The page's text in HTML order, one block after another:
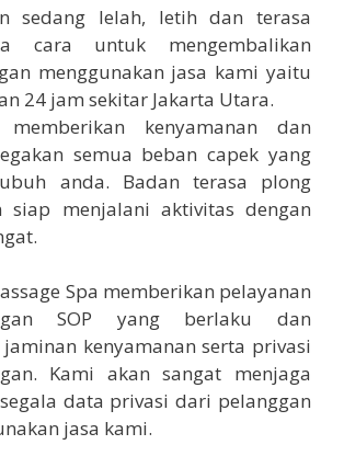
sedang lelah, letih dan terasa
cara untuk mengembalikan
menggunakan jasa kami yaitu
24 jam sekitar Jakarta Utara.
kenyamanan dan
semua beban capek yang
anda. Badan terasa plong
siap menjalani aktivitas dengan
Spa memberikan pelayanan
SOP yang berlaku dan
kenyamanan serta privasi
Kami akan sangat menjaga
data privasi dari pelanggan
jasa kami.